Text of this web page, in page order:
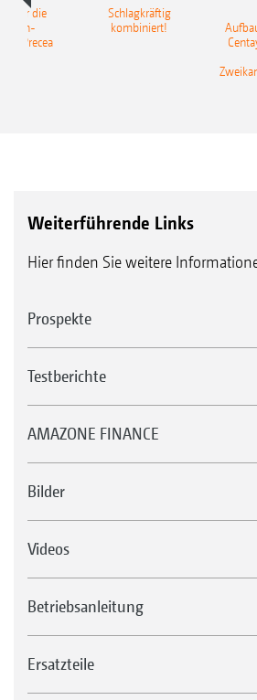
für die
Precea
Schlagkräftig
kombiniert!
Weiterführende Links
Hier finden Sie weitere
Prospekte
Testberichte
AMAZONE FINANCE
Bilder
Videos
Betriebsanleitung
Ersatzteile